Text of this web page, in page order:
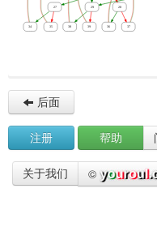
后面
注册 帮助
关于我们 ©